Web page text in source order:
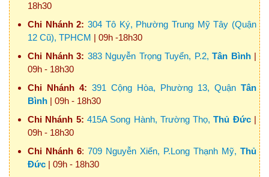
18h30
Chi Nhánh 2: 304 Tô Ký, Phường Trung Mỹ Tây (Quận
12 Cũ), TPHCM | 09h -18h30
Chi Nhánh 3: 383 Nguyễn Trọng Tuyển, P.2, Tân Bình|
09h - 18h30
Chi Nhánh 4: 391 Cộng Hòa, Phường 13, Quận Tân
Bình | 09h - 18h30
Chi Nhánh 5: 415A Song Hành, Trường Thọ,Thủ Đức|
09h - 18h30
Chi Nhánh 6: 709 Nguyễn Xiển, P.Long Thạnh Mỹ, Thủ
Đức | 09h - 18h30